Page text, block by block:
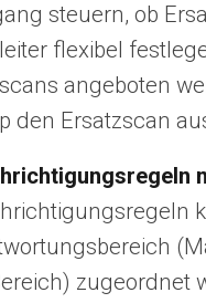
steuern, ob
flexibel
angeboten
den Ersatzscan
zugeordnet